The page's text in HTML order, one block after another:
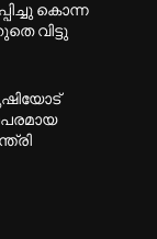
കൊന്ന
വിട്ടു